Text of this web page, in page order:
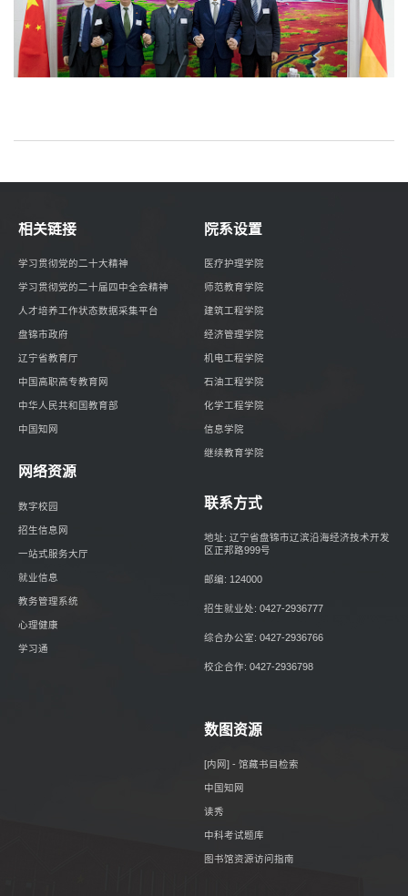
相关链接
学习贯彻党的二十大精神
学习贯彻党的二十届四中全会精神
人才培养工作状态数据采集平台
盘锦市政府
辽宁省教育厅
中国高职高专教育网
中华人民共和国教育部
中国知网
院系设置
医疗护理学院
师范教育学院
建筑工程学院
经济管理学院
机电工程学院
石油工程学院
化学工程学院
信息学院
继续教育学院
网络资源
数字校园
招生信息网
一站式服务大厅
就业信息
教务管理系统
心理健康
学习通
联系方式
地址: 辽宁省盘锦市辽滨沿海经济技术开发
区正邦路999号
邮编: 124000
招生就业处: 0427-2936777
综合办公室: 0427-2936766
校企合作: 0427-2936798
数图资源
[内网] - 馆藏书目检索
中国知网
读秀
中科考试题库
图书馆资源访问指南